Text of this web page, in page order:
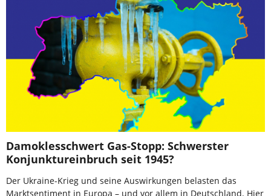
Damoklesschwert Gas-Stopp: Schwerster
Konjunktureinbruch seit 1945?
Der Ukraine-Krieg und seine Auswirkungen belasten das
Marktsentiment in Europa – und vor allem in Deutschland. Hier